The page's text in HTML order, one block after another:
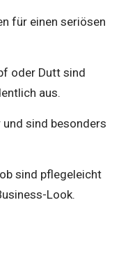
für einen seriösen
oder Dutt sind
aus.
sind besonders
sind pflegeleicht
Look.